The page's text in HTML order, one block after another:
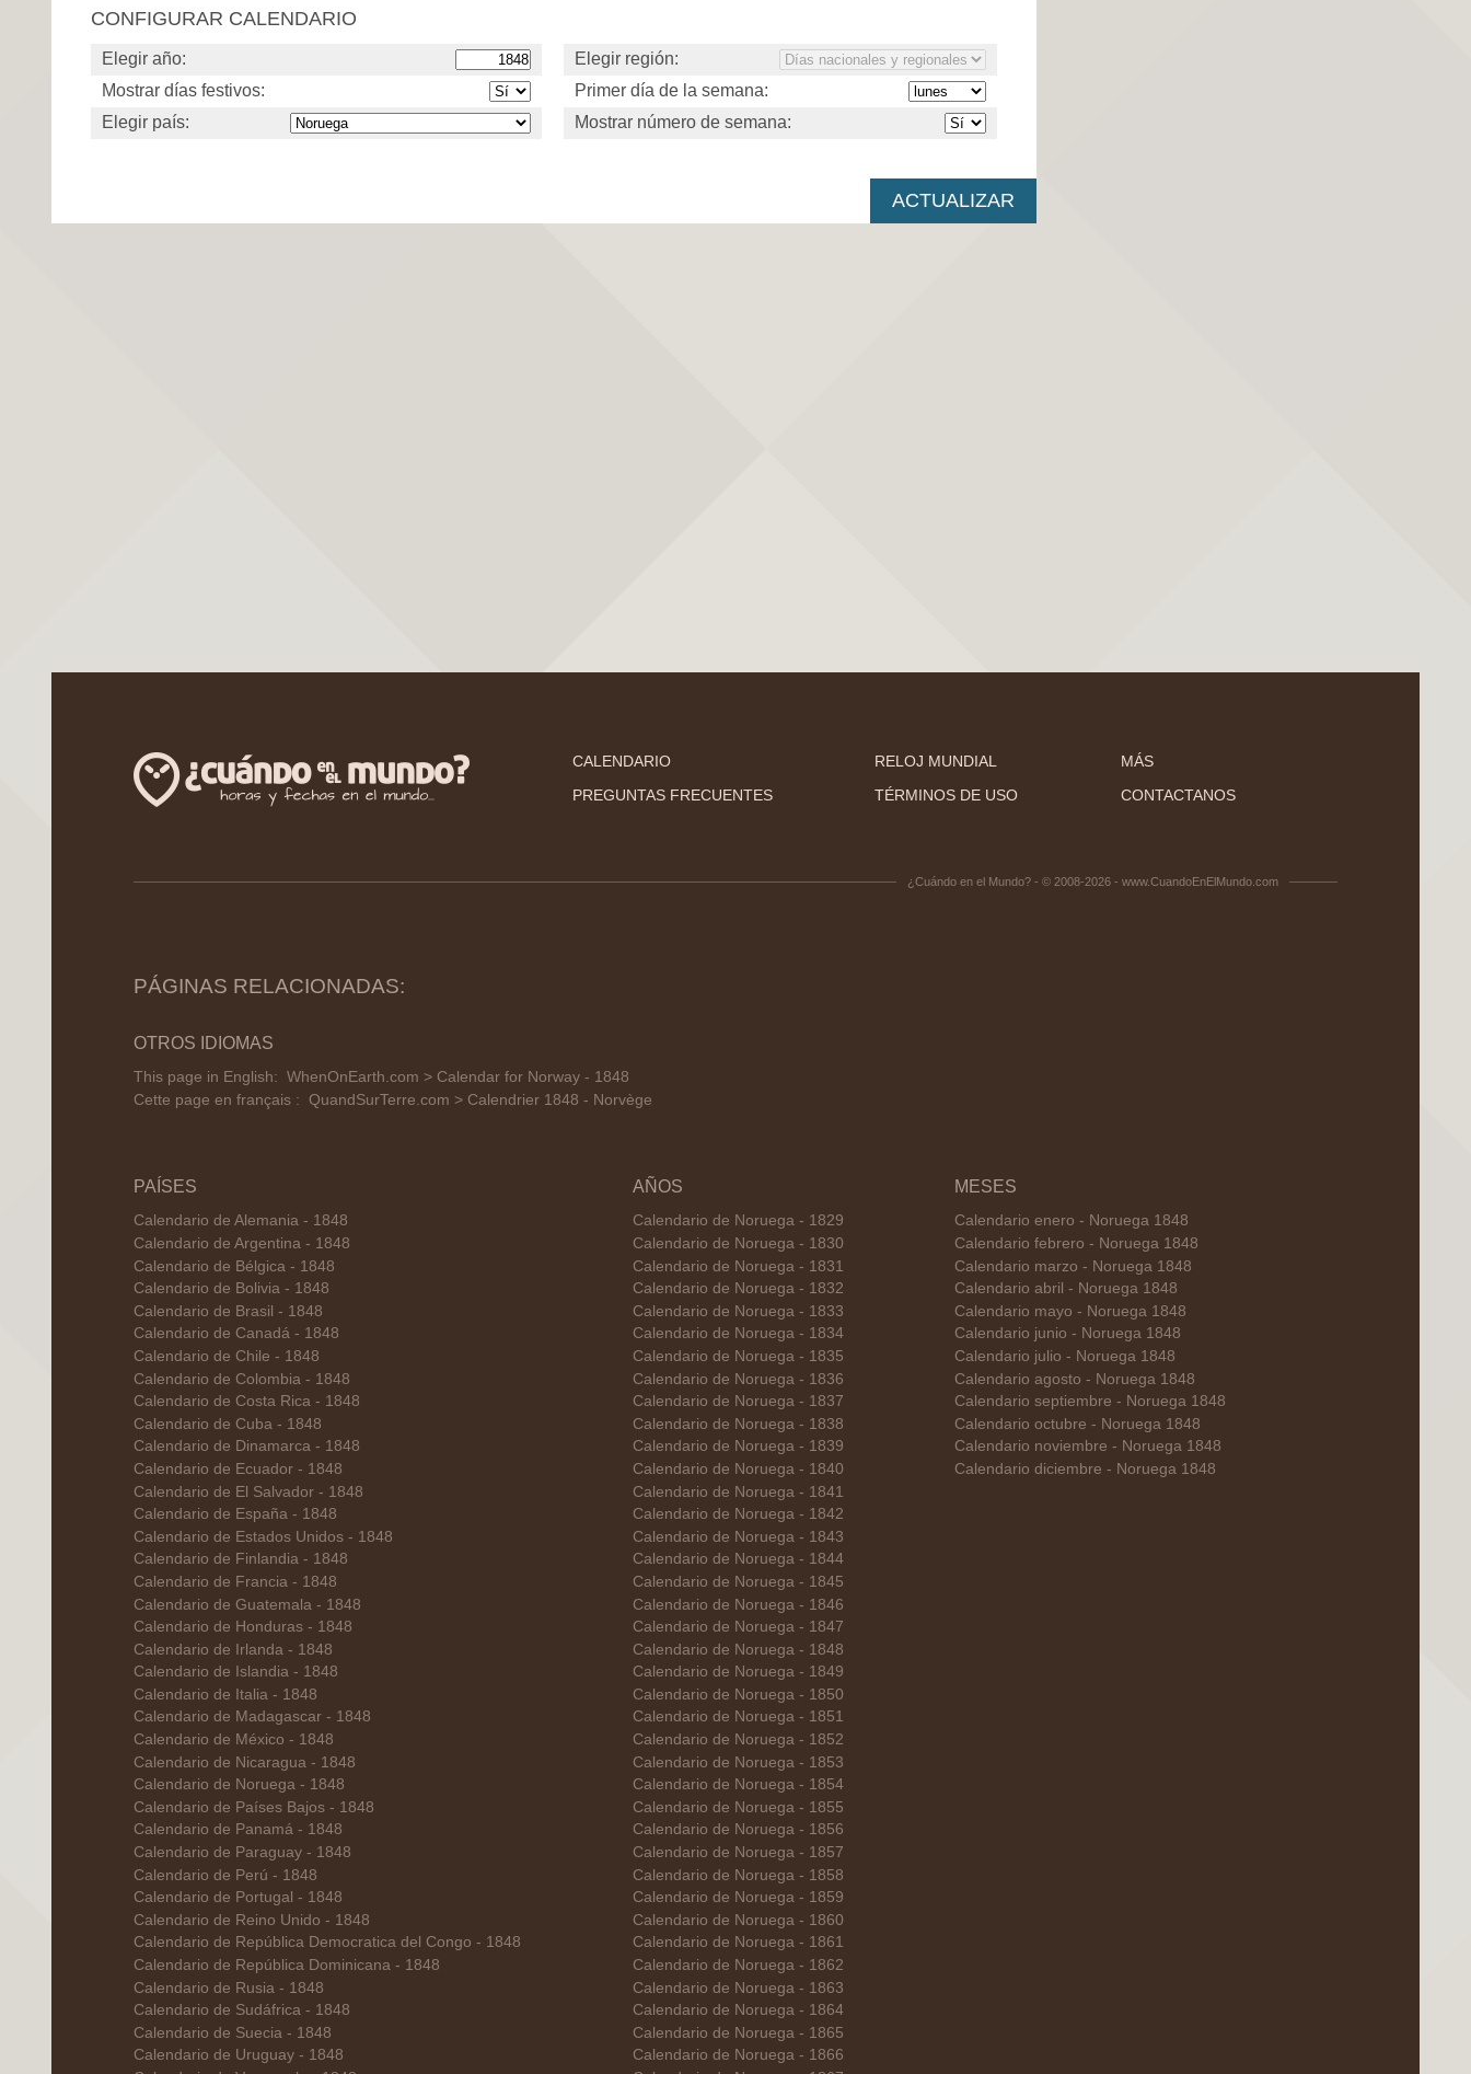
CONFIGURAR CALENDARIO
Elegir año:
Mostrar días festivos:
Elegir país:
Elegir región:
Primer día de la semana:
Mostrar número de semana:
CALENDARIO RELOJ MUNDIAL
MÁS
PREGUNTAS FRECUENTES
TÉRMINOS DE USO CONTACTANOS
¿Cuándo en el Mundo? - © 2008-2026 - www.CuandoEnElMundo.com
PÁGINAS RELACIONADAS:
OTROS IDIOMAS
This page in English: WhenOnEarth.com > Calendar for Norway - 1848
Cette page en français : QuandSurTerre.com > Calendrier 1848 - Norvège
PAÍSES
Calendario de Alemania - 1848
Calendario de Argentina - 1848
Calendario de Bélgica - 1848
Calendario de Bolivia - 1848
Calendario de Brasil - 1848
Calendario de Canadá - 1848
Calendario de Chile - 1848
Calendario de Colombia - 1848
Calendario de Costa Rica - 1848
Calendario de Cuba - 1848
Calendario de Dinamarca - 1848
Calendario de Ecuador - 1848
Calendario de El Salvador - 1848
Calendario de España - 1848
Calendario de Estados Unidos - 1848
Calendario de Finlandia - 1848
Calendario de Francia - 1848
Calendario de Guatemala - 1848
Calendario de Honduras - 1848
Calendario de Irlanda - 1848
Calendario de Islandia - 1848
Calendario de Italia - 1848
Calendario de Madagascar - 1848
Calendario de México - 1848
Calendario de Nicaragua - 1848
Calendario de Noruega - 1848
Calendario de Países Bajos - 1848
Calendario de Panamá - 1848
Calendario de Paraguay - 1848
Calendario de Perú - 1848
Calendario de Portugal - 1848
Calendario de Reino Unido - 1848
Calendario de República Democratica del Congo - 1848
Calendario de República Dominicana - 1848
Calendario de Rusia - 1848
Calendario de Sudáfrica - 1848
Calendario de Suecia - 1848
Calendario de Uruguay - 1848
AÑOS
Calendario de Noruega - 1829
Calendario de Noruega - 1830
Calendario de Noruega - 1831
Calendario de Noruega - 1832
Calendario de Noruega - 1833
Calendario de Noruega - 1834
Calendario de Noruega - 1835
Calendario de Noruega - 1836
Calendario de Noruega - 1837
Calendario de Noruega - 1838
Calendario de Noruega - 1839
Calendario de Noruega - 1840
Calendario de Noruega - 1841
Calendario de Noruega - 1842
Calendario de Noruega - 1843
Calendario de Noruega - 1844
Calendario de Noruega - 1845
Calendario de Noruega - 1846
Calendario de Noruega - 1847
Calendario de Noruega - 1848
Calendario de Noruega - 1849
Calendario de Noruega - 1850
Calendario de Noruega - 1851
Calendario de Noruega - 1852
Calendario de Noruega - 1853
Calendario de Noruega - 1854
Calendario de Noruega - 1855
Calendario de Noruega - 1856
Calendario de Noruega - 1857
Calendario de Noruega - 1858
Calendario de Noruega - 1859
Calendario de Noruega - 1860
Calendario de Noruega - 1861
Calendario de Noruega - 1862
Calendario de Noruega - 1863
Calendario de Noruega - 1864
Calendario de Noruega - 1865
Calendario de Noruega - 1866
MESES
Calendario enero - Noruega 1848
Calendario febrero - Noruega 1848
Calendario marzo - Noruega 1848
Calendario abril - Noruega 1848
Calendario mayo - Noruega 1848
Calendario junio - Noruega 1848
Calendario julio - Noruega 1848
Calendario agosto - Noruega 1848
Calendario septiembre - Noruega 1848
Calendario octubre - Noruega 1848
Calendario noviembre - Noruega 1848
Calendario diciembre - Noruega 1848